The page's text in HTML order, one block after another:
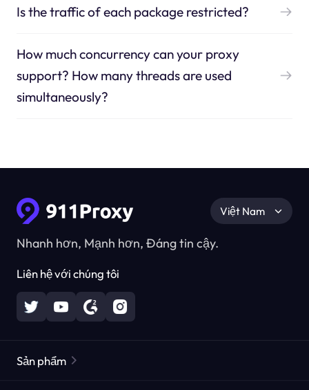
Is the traffic of each package restricted?
How much concurrency can your proxy
support? How many threads are used
simultaneously?
Nhanh hơn, Mạnh hơn, Đáng tin cậy.
Liên hệ với chúng tôi
Việt Nam
Sản phẩm